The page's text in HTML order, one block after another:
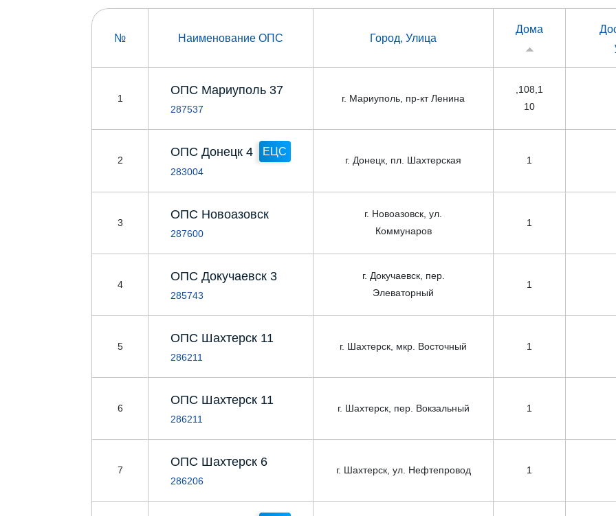
№ Наименование ОПС Город, Улица
Дома
1
ОПС Мариуполь 37
287537
г. Мариуполь, пр-кт Ленина
,108,1
10
2
ОПС Донецк 4 ЕЦС
283004
г. Донецк, пл. Шахтерская 1
3
ОПС Новоазовск
287600
г. Новоазовск, ул.
Коммунаров
1
4
ОПС Докучаевск 3
285743
г. Докучаевск, пер.
Элеваторный
1
5
ОПС Шахтерск 11
286211
г. Шахтерск, мкр. Восточный 1
6
ОПС Шахтерск 11
286211
г. Шахтерск, пер. Вокзальный 1
7
ОПС Шахтерск 6
286206
г. Шахтерск, ул. Нефтепровод 1